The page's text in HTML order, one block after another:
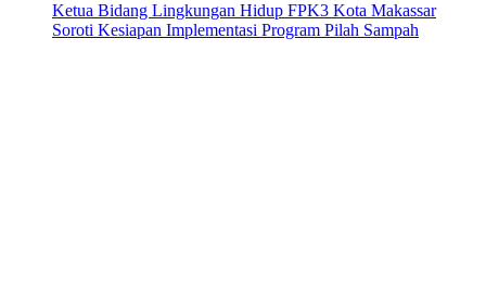
Ketua Bidang Lingkungan Hidup FPK3 Kota Makassar
Soroti Kesiapan Implementasi Program Pilah Sampah